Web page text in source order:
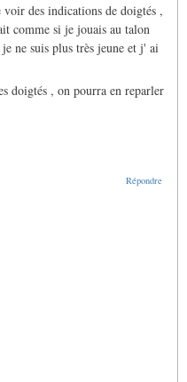
des indications de doigtés ,
comme si je jouais au talon
ne suis plus très jeune et j' ai
doigtés , on pourra en reparler
Répondre